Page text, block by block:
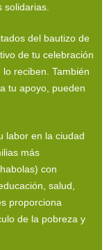
del bautizo de
de tu celebración
reciben. También
tu apoyo, pueden
labor en la ciudad
más
con
salud,
proporciona
de la pobreza y